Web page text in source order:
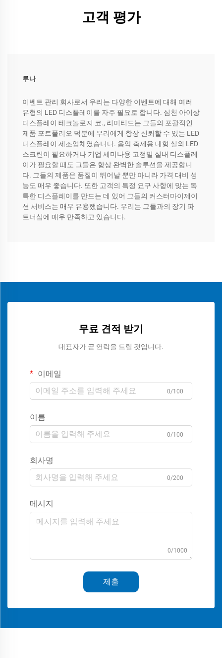
고객 평가
루나
이벤트 관리 회사로서 우리는 다양한 이벤트에 대해 여러
유형의 LED 디스플레이를 자주 필요로 합니다. 심천 아이상
디스플레이 테크놀로지 코., 리미티드는 그들의 포괄적인
제품 포트폴리오 덕분에 우리에게 항상 신뢰할 수 있는 LED
디스플레이 제조업체였습니다. 음악 축제용 대형 실외 LED
스크린이 필요하거나 기업 세미나용 고정밀 실내 디스플레
이가 필요할 때도 그들은 항상 완벽한 솔루션을 제공합니
다. 그들의 제품은 품질이 뛰어날 뿐만 아니라 가격 대비 성
능도 매우 좋습니다. 또한 고객의 특정 요구 사항에 맞는 독
특한 디스플레이를 만드는 데 있어 그들의 커스터마이제이
션 서비스는 매우 유용했습니다. 우리는 그들과의 장기 파
트너십에 매우 만족하고 있습니다.
무료 견적 받기
대표자가 곧 연락을 드릴 것입니다.
이메일
0/100
이름
0/100
회사명
0/200
메시지
0/1000
제출